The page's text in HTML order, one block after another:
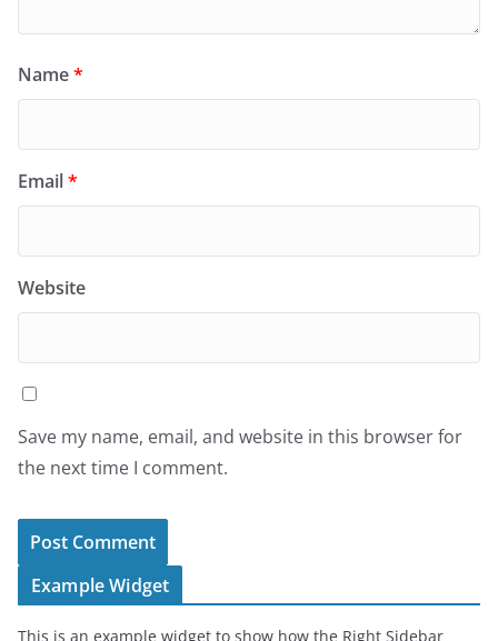
Name*
Email*
Website
Save my name, email, and website in this browser for
the next time I comment.
Example Widget
This is an example widget to show how the Right Sidebar